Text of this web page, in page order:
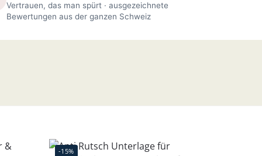
Vertrauen, das man spürt · ausgezeichnete
Bewertungen aus der ganzen Schweiz
-15%